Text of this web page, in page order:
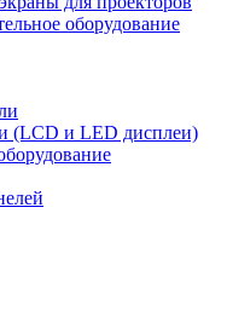
оборудование
(LCD и LED дисплеи)